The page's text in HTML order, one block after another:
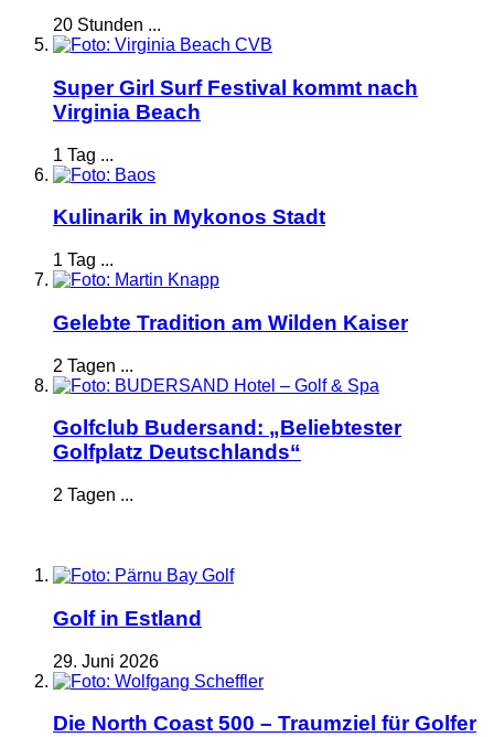
20 Stunden ...
Super Girl Surf Festival kommt nach
Virginia Beach
1 Tag ...
Kulinarik in Mykonos Stadt
1 Tag ...
Gelebte Tradition am Wilden Kaiser
2 Tagen ...
Golfclub Budersand: „Beliebtester
Golfplatz Deutschlands“
2 Tagen ...
Golf in Estland
29. Juni 2026
Die North Coast 500 – Traumziel für Golfer